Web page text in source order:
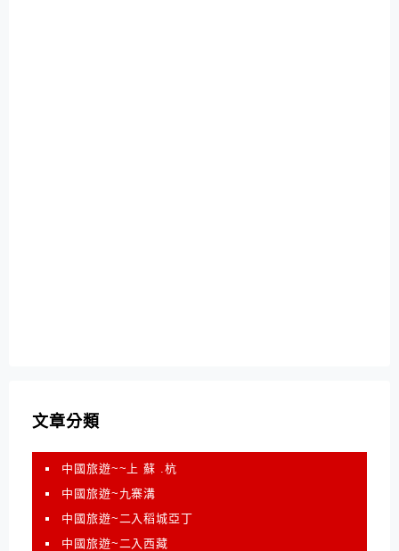
文章分類
中國旅遊~~上 蘇 .杭
中國旅遊~九寨溝
中國旅遊~二入稻城亞丁
中國旅遊~二入西藏